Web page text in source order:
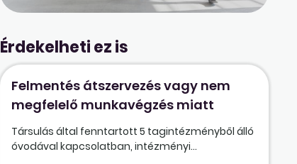
Érdekelheti ez is
Felmentés átszervezés vagy nem
megfelelő munkavégzés miatt
Társulás által fenntartott 5 tagintézményből álló
óvodával kapcsolatban, intézményi...